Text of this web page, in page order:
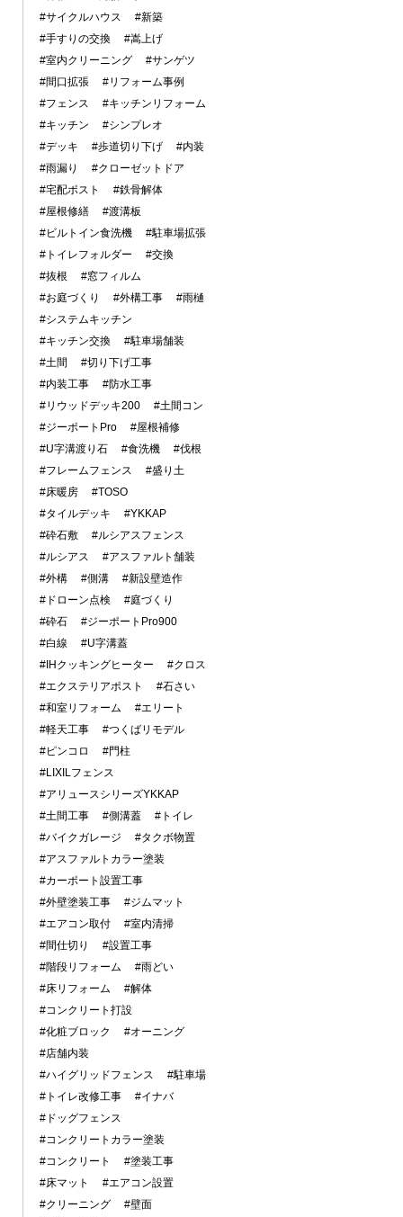
#サイクルハウス
#新築
#手すりの交換
#嵩上げ
#室内クリーニング
#サンゲツ
#間口拡張
#リフォーム事例
#フェンス
#キッチンリフォーム
#キッチン
#シンプレオ
#デッキ
#歩道切り下げ
#内装
#雨漏り
#クローゼットドア
#宅配ポスト
#鉄骨解体
#屋根修繕
#渡溝板
#ビルトイン食洗機
#駐車場拡張
#トイレフォルダー
#交換
#抜根
#窓フィルム
#お庭づくり
#外構工事
#雨樋
#システムキッチン
#キッチン交換
#駐車場舗装
#土間
#切り下げ工事
#内装工事
#防水工事
#リウッドデッキ200
#土間コン
#ジーポートPro
#屋根補修
#U字溝渡り石
#食洗機
#伐根
#フレームフェンス
#盛り土
#床暖房
#TOSO
#タイルデッキ
#YKKAP
#砕石敷
#ルシアスフェンス
#ルシアス
#アスファルト舗装
#外構
#側溝
#新設壁造作
#ドローン点検
#庭づくり
#砕石
#ジーポートPro900
#白線
#U字溝蓋
#IHクッキングヒーター
#クロス
#エクステリアポスト
#石さい
#和室リフォーム
#エリート
#軽天工事
#つくばリモデル
#ピンコロ
#門柱
#LIXILフェンス
#アリュースシリーズYKKAP
#土間工事
#側溝蓋
#トイレ
#バイクガレージ
#タクボ物置
#アスファルトカラー塗装
#カーポート設置工事
#外壁塗装工事
#ジムマット
#エアコン取付
#室内清掃
#間仕切り
#設置工事
#階段リフォーム
#雨どい
#床リフォーム
#解体
#コンクリート打設
#化粧ブロック
#オーニング
#店舗内装
#ハイグリッドフェンス
#駐車場
#トイレ改修工事
#イナバ
#ドッグフェンス
#コンクリートカラー塗装
#コンクリート
#塗装工事
#床マット
#エアコン設置
#クリーニング
#壁面